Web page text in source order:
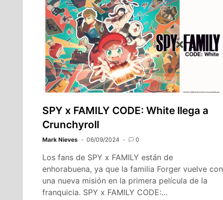
SPY x FAMILY CODE: White llega a
Crunchyroll
Mark Nieves 06/09/2024 0
Los fans de SPY x FAMILY están de
enhorabuena, ya que la familia Forger vuelve con
una nueva misión en la primera película de la
franquicia. SPY x FAMILY CODE:…